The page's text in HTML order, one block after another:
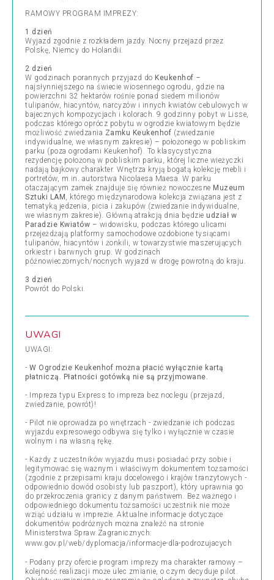
RAMOWY PROGRAM IMPREZY:
1 dzień
Wyjazd zgodnie z rozkładem jazdy. Nocny przejazd przez
Polskę, Niemcy do Holandii.
2 dzień
W godzinach porannych przyjazd do Keukenhof –
najsłynniejszego na świecie wiosennego ogrodu, gdzie na
powierzchni 32 hektarów rośnie ponad siedem milionów
tulipanów, hiacyntów, narcyzów i innych kwiatów cebulowych w
bajecznych kompozycjach i kolorach. 9 godzinny pobyt w Lisse,
podczas którego oprócz pobytu w ogrodzie kwiatowym będzie
możliwość zwiedzania Zamku Keukenhof (zwiedzanie
indywidualne, we własnym zakresie) – położonego w pobliskim
parku (poza ogrodami Keukenhof). To klasycystyczna
rezydencję położoną w pobliskim parku, której liczne wieżyczki
nadają bajkowy charakter. Wnętrza kryją bogatą kolekcję mebli i
portretów, m.in. autorstwa Nicolaesa Maesa. W parku
otaczającym zamek znajduje się również nowoczesne Muzeum
Sztuki LAM , którego międzynarodowa kolekcja związana jest z
tematyką jedzenia, picia i zakupów (zwiedzanie indywidualne,
we własnym zakresie). Główną atrakcją dnia będzie udział w
Paradzie Kwiatów – widowisku, podczas którego ulicami
przejeżdżają platformy samochodowe ozdobione tysiącami
tulipanów, hiacyntów i żonkili, w towarzystwie maszerujących
orkiestr i barwnych grup. W godzinach
późnowieczornych/nocnych wyjazd w drogę powrotną do kraju.
3 dzień
Powrót do Polski.
UWAGI
UWAGI:
- W Ogrodzie Keukenhof można płacić wyłącznie kartą
płatniczą. Płatności gotówką nie są przyjmowane.
- Impreza typu Express to impreza bez noclegu (przejazd,
zwiedzanie, powrót)!
- Pilot nie oprowadza po wnętrzach - zwiedzanie ich podczas
wyjazdu expresowego odbywa się tylko i wyłącznie w czasie
wolnym i na własną rękę.
- Każdy z uczestników wyjazdu musi posiadać przy sobie i
legitymować się ważnym i właściwym dokumentem tożsamości
(zgodnie z przepisami kraju docelowego i krajów tranzytowych -
odpowiednio dowód osobisty lub paszport), który uprawnia go
do przekroczenia granicy z danym państwem. Bez ważnego i
odpowiedniego dokumentu tożsamości uczestnik nie może
wziąć udziału w imprezie. Aktualne informacje dotyczące
dokumentów podróżnych można znaleźć na stronie
Ministerstwa Spraw Zagranicznych:
www.gov.pl/web/dyplomacja/informacje-dla-podrozujacych
- Podany przy ofercie program imprezy ma charakter ramowy –
kolejność realizacji może ulec zmianie, o czym decyduje pilot.